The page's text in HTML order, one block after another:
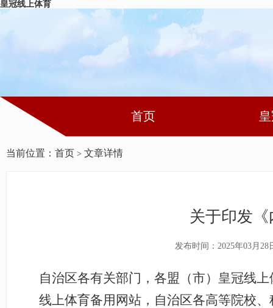
皇冠线上体育
首页
当前位置： 首页 > 文章详情
关于印发
发布时间：2025年03月28
自治区各有关部门， 各盟（市）皇冠线
线上体育备用网站，自治区各高等院校